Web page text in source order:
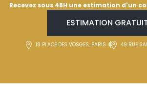
Recevez sous 48H une estimation d'un
ESTIMATION
18 PLACE DES VOSGES, PARIS 4 49 RUE